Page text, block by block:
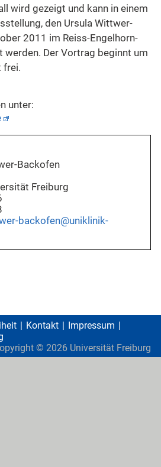
wird gezeigt und kann in einem
den Ursula Wittwer-
2011 im Reiss-Engelhorn-
werden. Der Vortrag beginnt um
frei.
unter:
Backofen
Freiburg
backofen@uniklinik-
Kontakt
Impressum
© 2026 Universität Freiburg